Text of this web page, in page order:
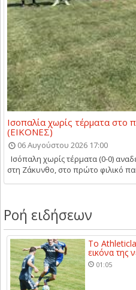
Ισοπαλία χωρίς τέρματα στο
(ΕΙΚΟΝΕΣ)
06 Αυγούστου 2026 17:00
Ισόπαλη χωρίς τέρματα (0-0)
στη Ζάκυνθο, στο πρώτο φιλικό
Ροή ειδήσεων
Το
εικόνα
01:05